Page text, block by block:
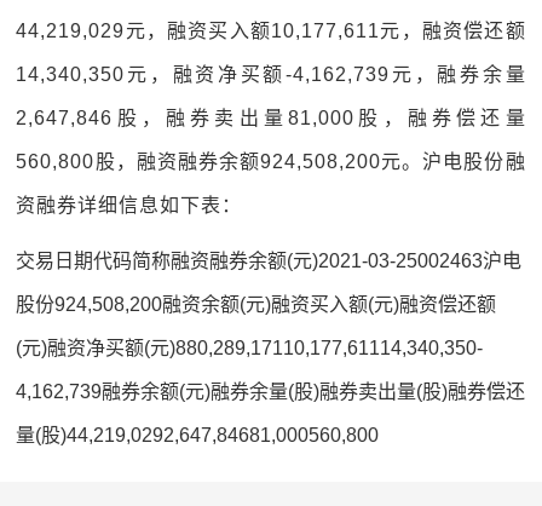
44,219,029元，融资买入额10,177,611元，融资偿还额
14,340,350元，融资净买额-4,162,739元，融券余量
2,647,846股，融券卖出量81,000股，融券偿还量
560,800股，融资融券余额924,508,200元。沪电股份融
资融券详细信息如下表：
交易日期代码简称融资融券余额(元)2021-03-25002463沪电
股份924,508,200融资余额(元)融资买入额(元)融资偿还额
(元)融资净买额(元)880,289,17110,177,61114,340,350-
4,162,739融券余额(元)融券余量(股)融券卖出量(股)融券偿还
量(股)44,219,0292,647,84681,000560,800